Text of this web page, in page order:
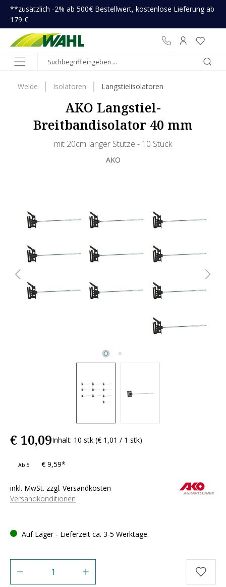
springen
**zusätzlich -2% ab 500€ Bestellwert, kostenlose Lieferung ab
179 €
Weide Isolatoren Langstielisolatoren
AKO Langstiel-
Breitbandisolator 40 mm
mit 20cm langer Stütze - 10 Stück
AKO
€ 10,09Inhalt: 10 stk (€ 1,01 / 1 stk)
Ab 5 € 9,59*
inkl. MwSt. zzgl. Versandkosten
Versandkonditionen
Auf Lager - Lieferzeit ca. 3-5 Werktage.